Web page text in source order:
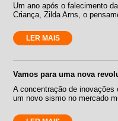
Um ano após o falecimento
Criança, Zilda Arns, o
LER MAIS
Vamos para uma nova
A concentração de
um novo sismo no mercado